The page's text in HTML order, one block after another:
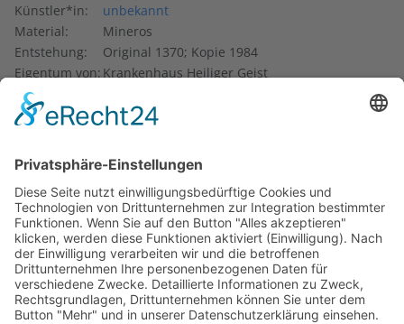
Künstler*in:
unbekannt
Material:
Mineros
Entstehung:
Original 1370; Kopie 1984
Eigentum von: Krankenhaus Heiliger Geist
Im Eingangsbereich des Hospitals zum Heiligen Geist
(Lange Straße 4–6) steht die 1,39 Meter hohe Skulptur
Gregor der Große (um 600) mit diesem Motiv daran
Messopfers in dieser Gestalt erschienen war.
Bei der im Hospital ausgestellten Figur handelt es sich um
die Kopie einer Skulptur aus dem Jahr 1370. Dieses Original
befand sich in der Nordwestecke der Heiliggeist-Kirche,
nach deren Abriss 1840 kam es in die Stadtbibliothek und
von dort 1878 in das Historische Museum. Es besteht aus
rotem Sandstein. Bei der Restaurierung 1956 kam die alte